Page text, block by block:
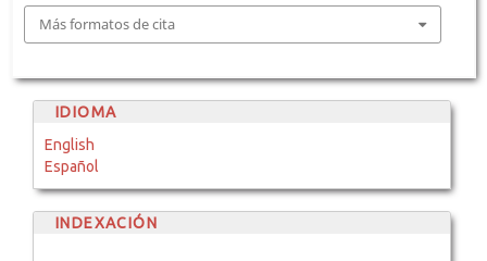
Más formatos de cita
IDIOMA
English
Español
INDEXACIÓN